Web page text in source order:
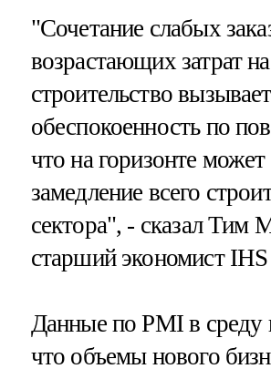
"Сочетание слабых
возрастающих затрат на
строительство вызывает
обеспокоенность по
что на горизонте может
замедление всего
сектора", - сказал Тим
старший экономист
Данные по PMI в среду
что объемы нового